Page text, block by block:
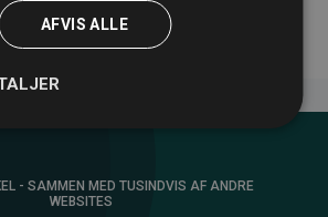
- SAMMEN MED TUSINDVIS AF ANDRE
WEBSITES
AFVIS ALLE